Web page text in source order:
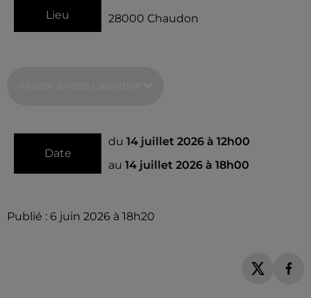
Lieu 28000 Chaudon
Date
du 14 juillet 2026 à 12h00
au 14 juillet 2026 à 18h00
Publié : 6 juin 2026 à 18h20